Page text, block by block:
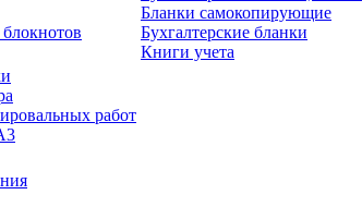
Бланки самокопирующие
Бухгалтерские бланки
Книги учета
работ